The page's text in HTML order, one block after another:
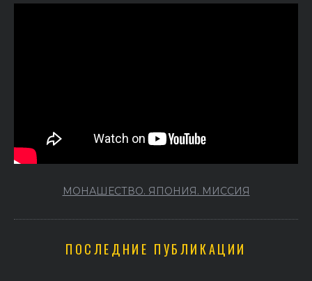
МОНАШЕСТВО. ЯПОНИЯ. МИССИЯ
ПОСЛЕДНИЕ ПУБЛИКАЦИИ